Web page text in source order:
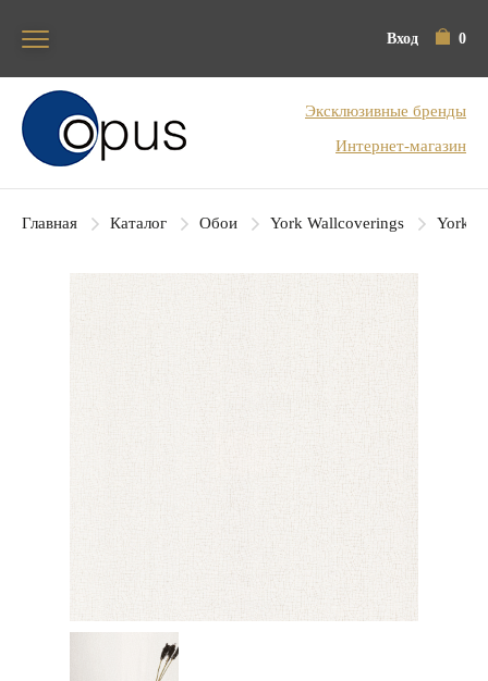
Вход 0
Блок поиска
Эксклюзивные бренды
Интернет-магазин
Главная Каталог Обои York Wallcoverings York